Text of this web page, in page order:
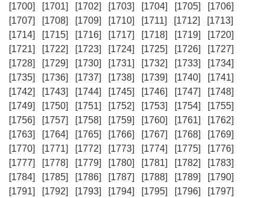
[1700]
[1701] [1702] [1703] [1704] [1705]
[1706]
[1707]
[1708] [1709] [1710] [1711] [1712]
[1713]
[1714]
[1715] [1716] [1717] [1718] [1719]
[1720]
[1721]
[1722] [1723] [1724] [1725] [1726]
[1727]
[1728]
[1729] [1730] [1731] [1732] [1733]
[1734]
[1735]
[1736] [1737] [1738] [1739] [1740]
[1741]
[1742]
[1743] [1744] [1745] [1746] [1747]
[1748]
[1749]
[1750] [1751] [1752] [1753] [1754]
[1755]
[1756]
[1757] [1758] [1759] [1760] [1761]
[1762]
[1763]
[1764] [1765] [1766] [1767] [1768]
[1769]
[1770]
[1771] [1772] [1773] [1774] [1775]
[1776]
[1777]
[1778] [1779] [1780] [1781] [1782]
[1783]
[1784]
[1785] [1786] [1787] [1788] [1789]
[1790]
[1791]
[1792] [1793] [1794] [1795] [1796]
[1797]